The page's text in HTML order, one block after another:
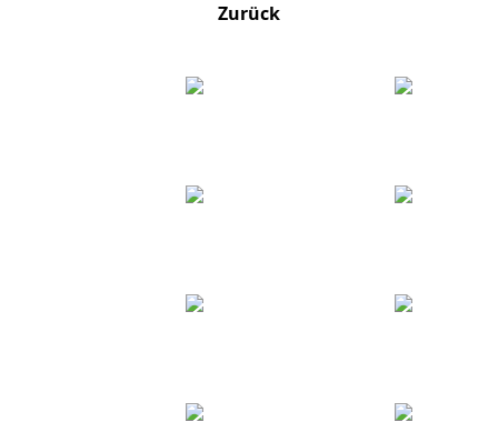
Zurück